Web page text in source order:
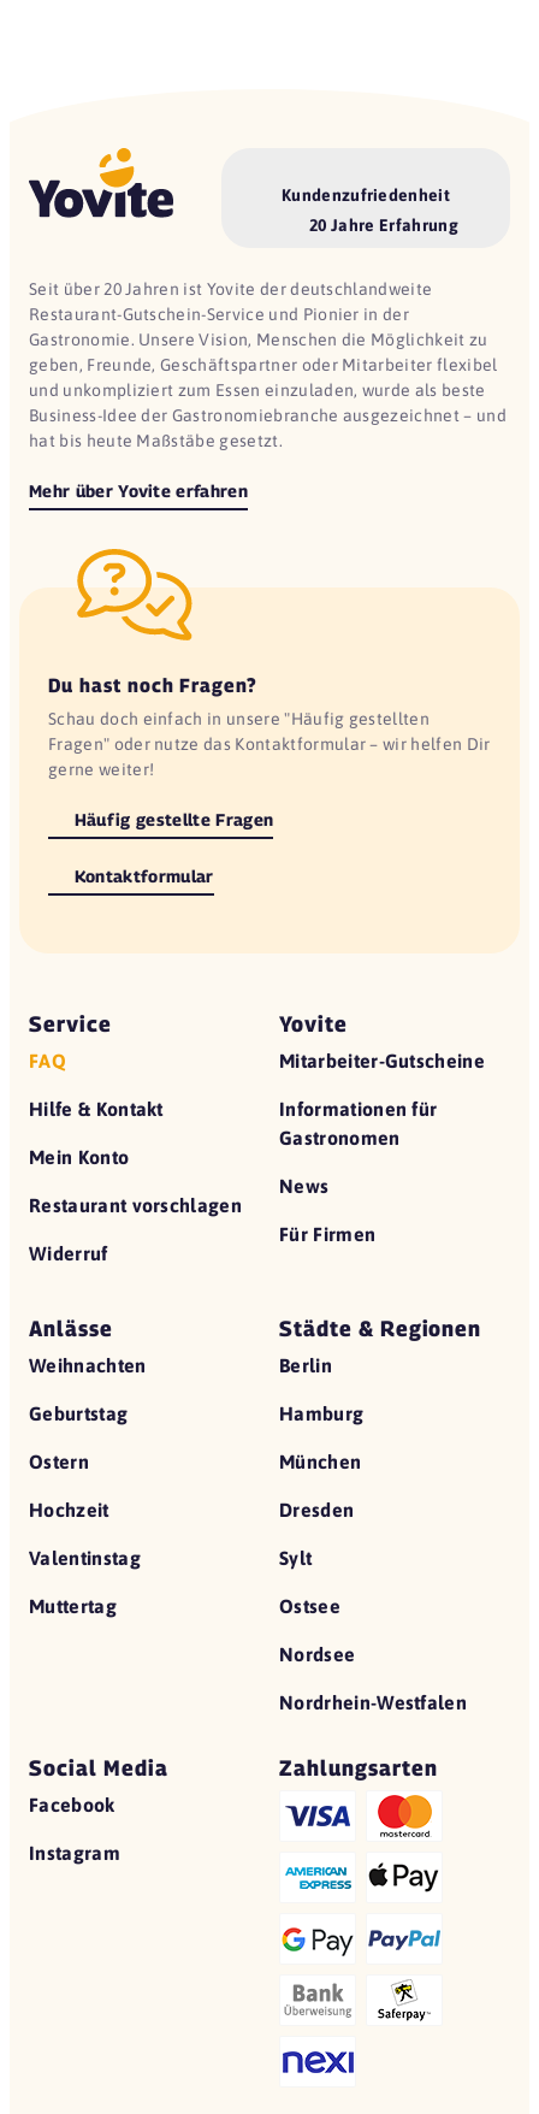
Kundenzufriedenheit
20 Jahre Erfahrung
Seit über 20 Jahren ist Yovite der deutschlandweite
Restaurant-Gutschein-Service und Pionier in der
Gastronomie. Unsere Vision, Menschen die Möglichkeit zu
geben, Freunde, Geschäftspartner oder Mitarbeiter flexibel
und unkompliziert zum Essen einzuladen, wurde als beste
Business-Idee der Gastronomiebranche ausgezeichnet – und
hat bis heute Maßstäbe gesetzt.
Mehr über Yovite erfahren
Du hast noch Fragen?
Schau doch einfach in unsere "Häufig gestellten
Fragen" oder nutze das Kontaktformular – wir helfen Dir
gerne weiter!
Häufig gestellte Fragen
Kontaktformular
Service
FAQ
Hilfe & Kontakt
Mein Konto
Restaurant vorschlagen
Widerruf
Yovite
Mitarbeiter-Gutscheine
Informationen für
Gastronomen
News
Für Firmen
Anlässe
Weihnachten
Geburtstag
Ostern
Hochzeit
Valentinstag
Muttertag
Städte & Regionen
Berlin
Hamburg
München
Dresden
Sylt
Ostsee
Nordsee
Nordrhein-Westfalen
Social Media
Facebook
Instagram
Zahlungsarten